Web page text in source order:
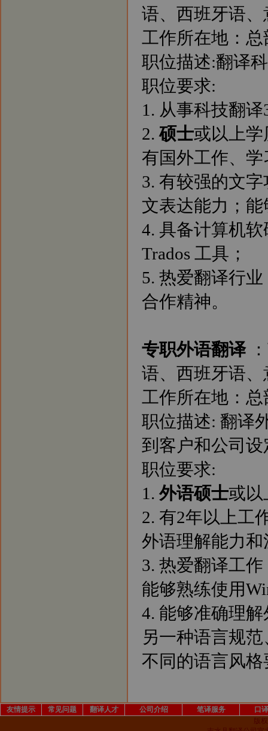
语、西班牙语、
工作所在地：
职位描述:翻译
职位要求:
1. 从事科技翻
2.硕士或以上学
有国外工作、
3. 有较强的文
文表达能力；
4. 具备计算机
Trados 工具；
5. 热爱翻译行
合作精神。
专职外语翻译：
语、西班牙语、
工作所在地：
职位描述: 翻译
到客户和公司
职位要求:
1. 外语硕士或以
2. 有2年以上工
外语理解能力
3. 热爱翻译工
能够熟练使用
4. 能够准确理
另一种语言规
不同的语言风格
友情提示 常见问题 翻译人才 公司介绍 笔译服务
口
版